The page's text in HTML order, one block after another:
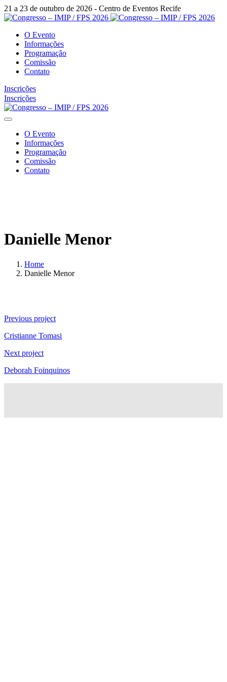
21 a 23 de outubro de 2026 - Centro de Eventos Recife
O Evento
Informações
Programação
Comissão
Contato
Inscrições
Inscrições
O Evento
Informações
Programação
Comissão
Contato
Danielle Menor
Home
Danielle Menor
Continue
Reading
Previous project
Cristianne Tomasi
Next project
Deborah Foinquinos